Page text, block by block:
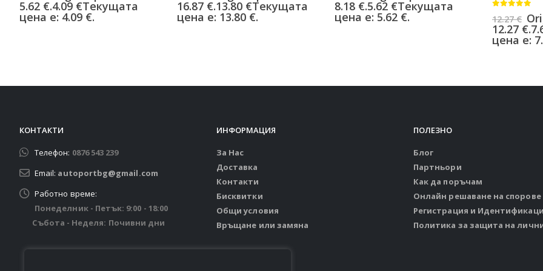
5.62 €.4.09 €Текущата
цена е: 4.09 €.
16.87 €.13.80 €Текущата
цена е: 13.80 €.
8.18 €.5.62 €Текущата
цена е: 5.62 €. 12.27€
12.27 €.
цена е:
КОНТАКТИ
Телефон: 0876 543 239
Email: autoportbg@gmail.com
Работно време:
Понеделник - Петък: 9:00 - 18:00
Събота - Неделя: Почивни дни
ИНФОРМАЦИЯ
За Нас
Доставка
Контакти
Бисквитки
Общи условия
Връщане или замяна
ПОЛЕЗНО
Блог
Партньори
Как да поръчам
Онлайн решаване на спорове
Регистрация и
Политика за защита на